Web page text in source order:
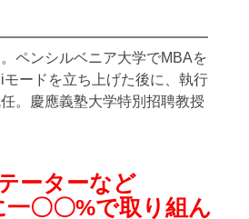
ペンシルベニア大学でMBAを
ードを立ち上げた後に、執行
。慶應義塾大学特別招聘教授
ーターなど
〇〇%で取り組ん